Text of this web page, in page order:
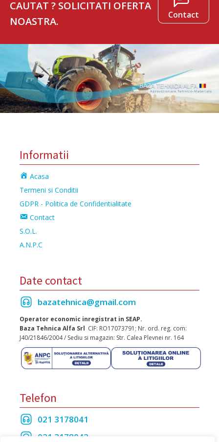
CAUTAT ? SOLICITATI OFERTA
NOASTRA.
Contact
Informatii
Acasa
Termeni si Conditii
GDPR - Politica de Confidentialitate
Contact
S.O.L.
A.N.P.C
Date contact
bazatehnica@gmail.com
Operator economic inregistrat in SEAP.
Baza Tehnica Alfa Srl CIF: RO17073791; Nr. ord. reg. com:
J40/21846/2004 / Sediu si magazin: Str. Calea Plevnei nr. 164
Telefon
021 3178041
021 3178042